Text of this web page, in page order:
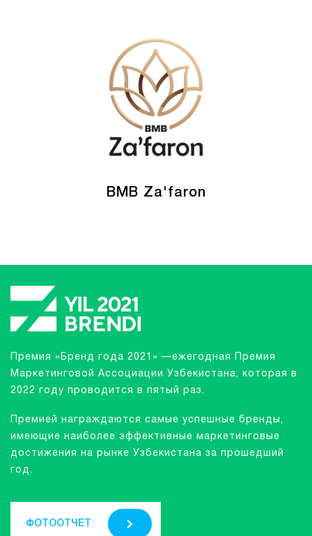
BMB Za'faron
Премия «Бренд года 2021» —ежегодная Премия
Маркетинговой Ассоциации Узбекистана, которая в
2022 году проводится в пятый раз.
Премией награждаются самые успешные бренды,
имеющие наиболее эффективные маркетинговые
достижения на рынке Узбекистана за прошедший
год.
ФОТООТЧЕТ